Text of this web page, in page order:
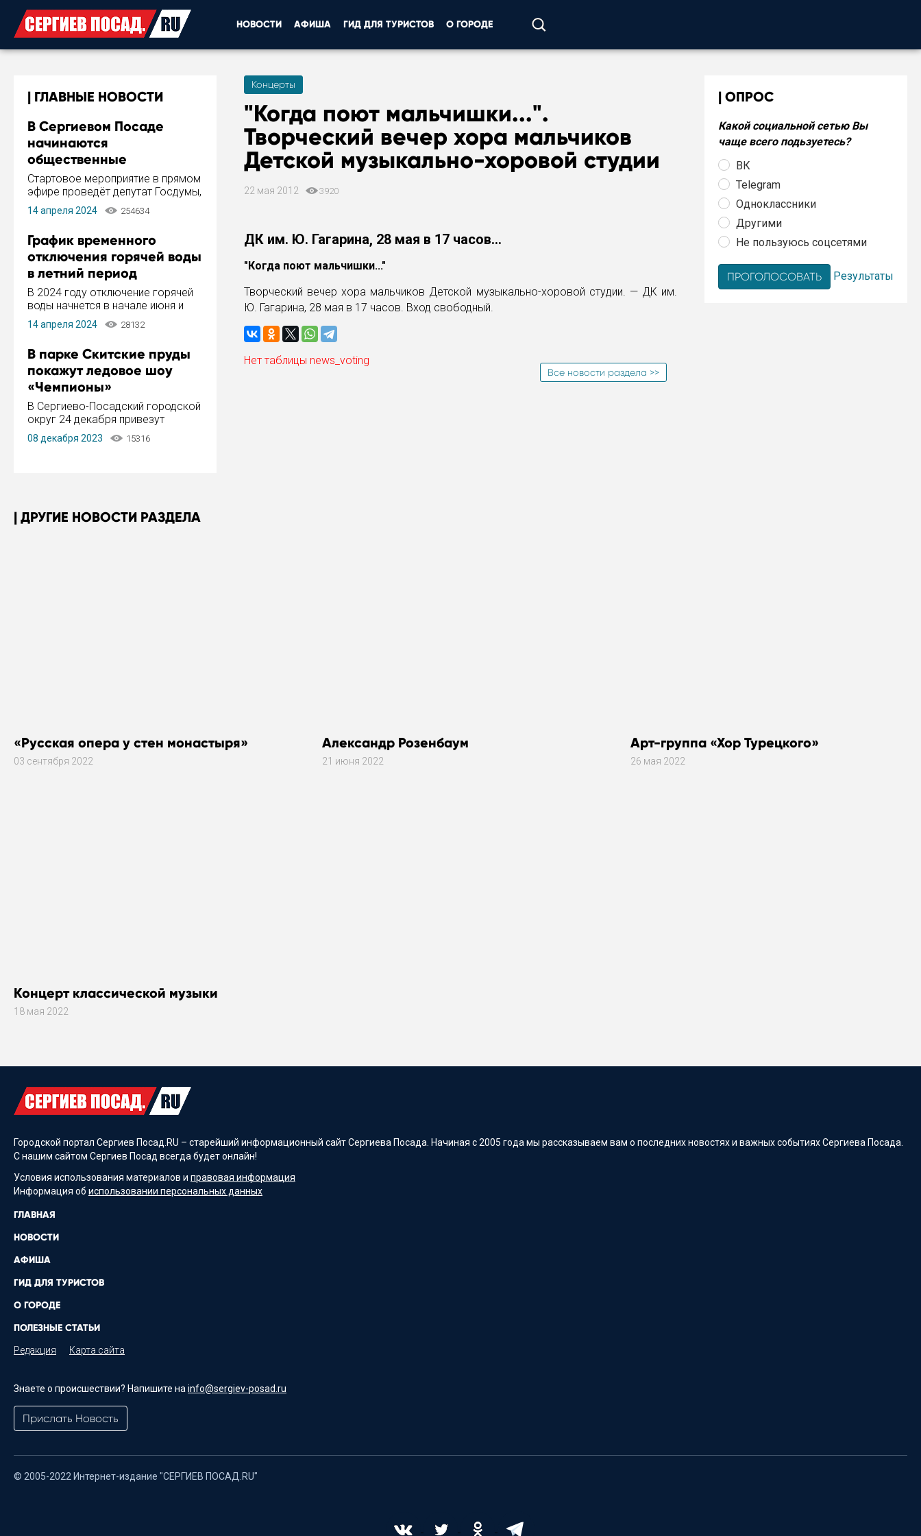
НОВОСТИ АФИША ГИД ДЛЯ ТУРИСТОВ О ГОРОДЕ
ГЛАВНЫЕ НОВОСТИ
В Сергиевом Посаде
начинаются
общественные
обсуждения Стратегии
развития города
Стартовое мероприятие в прямом
эфире проведёт депутат Госдумы,
инициатор и автор Концепции
развития Сергиева Посада и
Пахомов.
14 апреля 2024 254634
График временного
отключения горячей воды
в летний период
В 2024 году отключение горячей
воды начнется в начале июня и
завершится в конце августа.
Период отключения составит не
14 апреля 2024 28132
В парке Скитские пруды
покажут ледовое шоу
«Чемпионы»
В Сергиево-Посадский городской
округ 24 декабря привезут
ледовый тур «Чемпионы»
заслуженного мастера спорта,
08 декабря 2023 15316
Концерты
"Когда поют мальчишки...".
Творческий вечер хора мальчиков
Детской музыкально-хоровой студии
22 мая 2012 3920
ДК им. Ю. Гагарина, 28 мая в 17 часов...
"Когда поют мальчишки..."
Творческий вечер хора мальчиков Детской музыкально-хоровой студии. — ДК им.
Ю. Гагарина, 28 мая в 17 часов. Вход свободный.
Нет таблицы news_voting
Все новости раздела >>
ОПРОС
Какой социальной сетью Вы
чаще всего подьзуетесь?
ВК
Telegram
Одноклассники
Другими
Не пользуюсь соцсетями
Результаты
ДРУГИЕ НОВОСТИ РАЗДЕЛА
«Русская опера у стен монастыря»
03 сентября 2022
Александр Розенбаум
21 июня 2022
Арт-группа «Хор Турецкого»
26 мая 2022
Концерт классической музыки
18 мая 2022
Городской портал Сергиев Посад.RU – старейший информационный сайт Сергиева Посада. Начиная с 2005 года мы рассказываем вам о последних новостях и важных событиях Сергиева Посада.
С нашим сайтом Сергиев Посад всегда будет онлайн!
Условия использования материалов и правовая информация
Информация об использовании персональных данных
ГЛАВНАЯ
НОВОСТИ
АФИША
ГИД ДЛЯ ТУРИСТОВ
О ГОРОДЕ
ПОЛЕЗНЫЕ СТАТЬИ
Редакция Карта сайта
Знаете о происшествии? Напишите на info@sergiev-posad.ru
Прислать Новость
© 2005-2022 Интернет-издание "СЕРГИЕВ ПОСАД.RU"